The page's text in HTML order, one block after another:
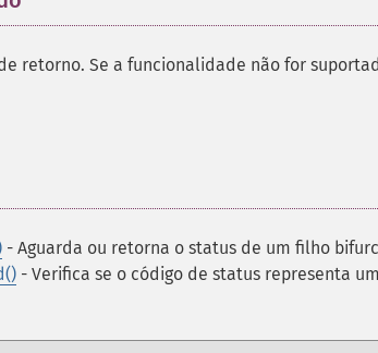
retorno. Se a funcionalidade não for
- Aguarda ou retorna o status de um filho
- Verifica se o código de status representa